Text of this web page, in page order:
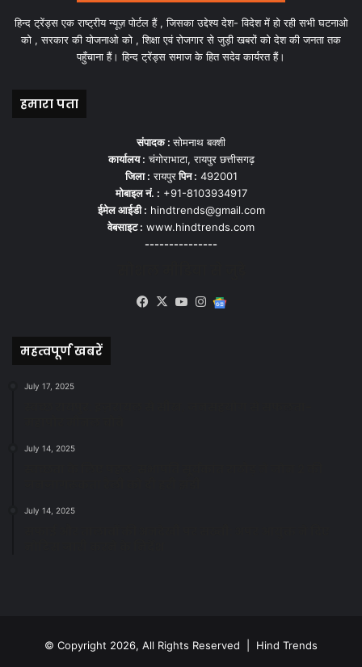
हिन्द ट्रेंड्स एक राष्ट्रीय न्यूज़ पोर्टल हैं , जिसका उद्देश्य देश- विदेश में हो रही सभी घटनाओ
को , सरकार की योजनाओ को , शिक्षा एवं रोजगार से जुड़ी खबरों को देश की जनता तक
पहुँचाना हैं। हिन्द ट्रेंड्स समाज के हित सदेव कार्यरत हैं।
हमारा पता
संपादक :सोमनाथ बक्शी
कार्यालय : चंगोराभाटा, रायपुर छत्तीसगढ़
जिला : रायपुरपिन : 492001
मोबाइल नं. : +91-8103934917
ईमेल आईडी : hindtrends@gmail.com
वेबसाइट : www.hindtrends.com
---------------
Facebook
X YouTubeInstagram
महत्वपूर्ण खबरें
July 17, 2025
July 14, 2025
July 14, 2025
© Copyright 2026, All Rights Reserved | Hind Trends